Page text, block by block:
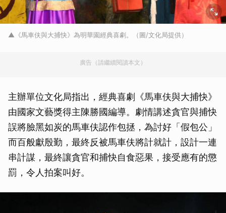
▲《馬車伕與大捕快》為明華園經典喜劇。（圖/文化局提供）
廣告（請繼續閱讀本文）
主辦單位文化局指出，經典喜劇《馬車伕與大捕快》
由國家文藝獎得主陳勝國編導。劇情講述貪官與捕快
誤將臉黑如炭的馬車伕認作包拯，為討好「假包公」
而百般獻殷勤，最終反被馬車伕將計就計，設計一連
串計謀，最終讓貪官和捕快自食惡果，接受應有的懲
罰，令人拍案叫好。